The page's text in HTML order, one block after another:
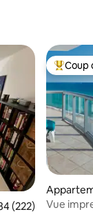
moyenne
(222)
Coups
Coup
⋅ Sunny
Vue